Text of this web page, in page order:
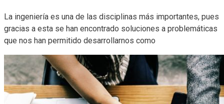
La ingeniería es una de las disciplinas más importantes, pues
gracias a esta se han encontrado soluciones a problemáticas
que nos han permitido desarrollarnos como